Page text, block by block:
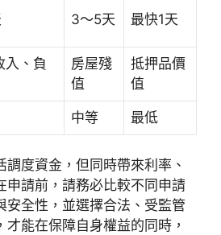
3～5天 最快1天
入、負
房屋殘
值
抵押品價
值
中等 最低
調度資金，但同時帶來利率、
申請前，請務必比較不同申請
安全性，並選擇合法、受監管
能在保障自身權益的同時，